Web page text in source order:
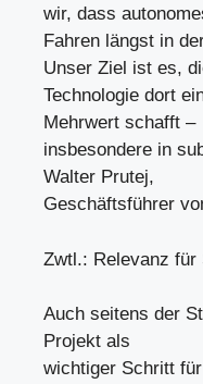
wir, dass
Fahren längst in
Unser Ziel ist es,
Technologie dort
Mehrwert schafft –
insbesondere in
Walter Prutej,
Geschäftsführer
Zwtl.: Relevanz für
Auch seitens der
Projekt als
wichtiger Schritt